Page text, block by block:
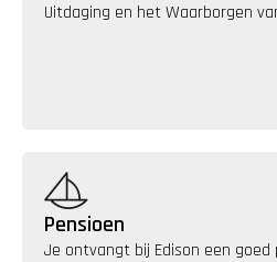
Uitdaging en het Waarborgen
Pensioen
Je ontvangt bij Edison een goed